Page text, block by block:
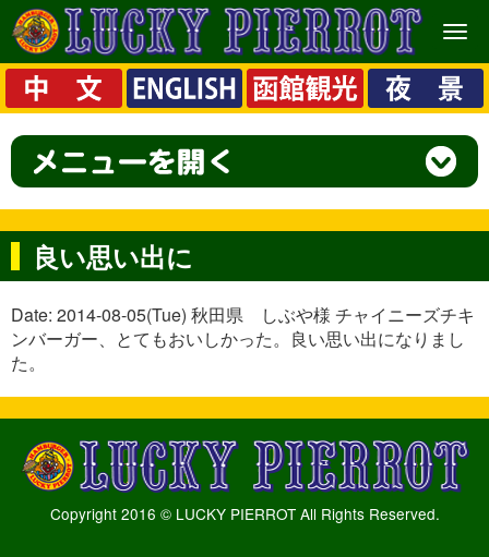
メ
ニ
ュ
ー
良い思い出に
Date: 2014-08-05(Tue) 秋田県 しぶや様 チャイニーズチキ
ンバーガー、とてもおいしかった。良い思い出になりまし
た。
Copyright 2016 © LUCKY PIERROT All Rights Reserved.